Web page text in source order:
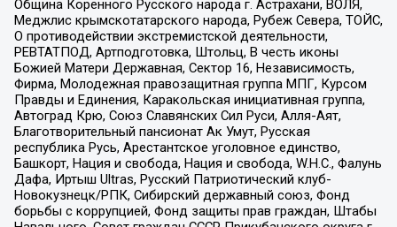
Община Коренного Русского народа г. Астрахани, ВОЛЯ,
Меджлис крымскотатарского народа, Рубеж Севера, ТОЙС,
О противодействии экстремистской деятельности,
РЕВТАТПОД, Артподготовка, Штольц, В честь иконы
Божией Матери Державная, Сектор 16, Независимость,
Фирма, Молодежная правозащитная группа МПГ, Курсом
Правды и Единения, Каракольская инициативная группа,
Автоград Крю, Союз Славянских Сил Руси, Алля-Аят,
Благотворительный пансионат Ак Умут, Русская
республика Русь, Арестантское уголовное единство,
Башкорт, Нация и свобода, Нация и свобода, W.H.С., Фалунь
Дафа, Иртыш Ultras, Русский Патриотический клуб-
Новокузнецк/РПК, Сибирский державный союз, Фонд
борьбы с коррупцией, Фонд защиты прав граждан, Штабы